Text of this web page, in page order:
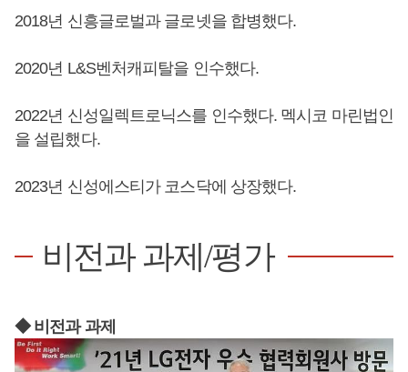
2018년 신흥글로벌과 글로넷을 합병했다.
2020년 L&S벤처캐피탈을 인수했다.
2022년 신성일렉트로닉스를 인수했다. 멕시코 마린법인
을 설립했다.
2023년 신성에스티가 코스닥에 상장했다.
비전과 과제/평가
◆ 비전과 과제